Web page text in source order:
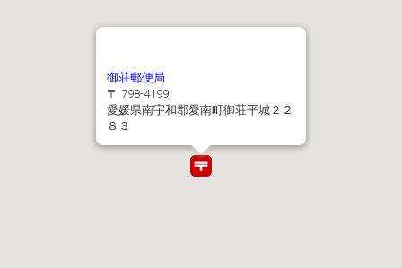
御荘郵便局
〒 798-4199
愛媛県南宇和郡愛南町御荘平城２２
８３